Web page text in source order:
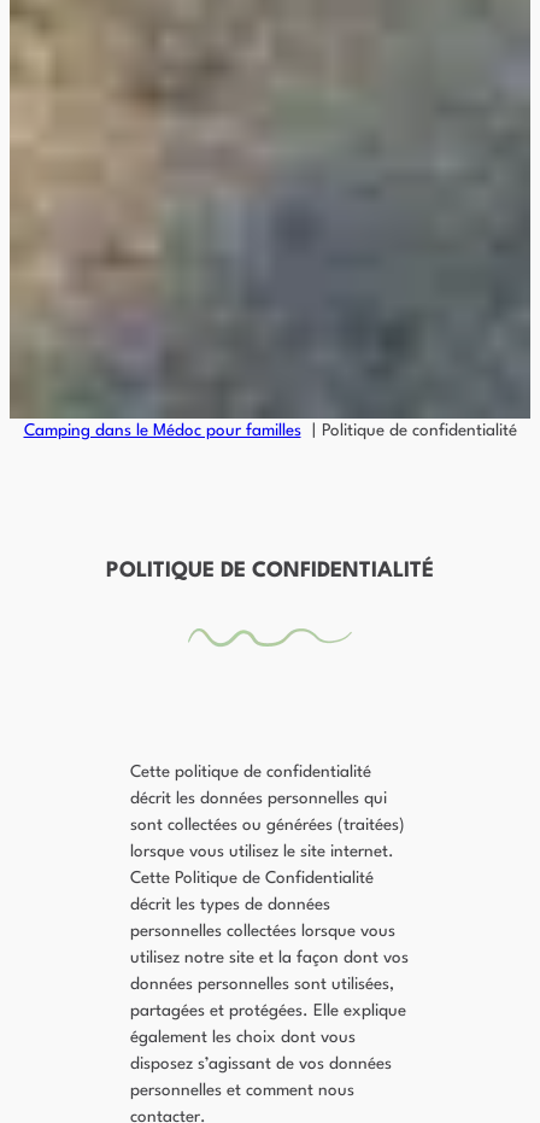
Camping dans le Médoc pour familles Politique de confidentialité
POLITIQUE DE CONFIDENTIALITÉ
Cette politique de confidentialité
décrit les données personnelles qui
sont collectées ou générées (traitées)
lorsque vous utilisez le site internet.
Cette Politique de Confidentialité
décrit les types de données
personnelles collectées lorsque vous
utilisez notre site et la façon dont vos
données personnelles sont utilisées,
partagées et protégées. Elle explique
également les choix dont vous
disposez s’agissant de vos données
personnelles et comment nous
contacter.